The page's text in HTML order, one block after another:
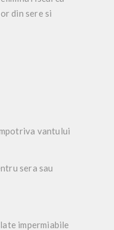
din sere si
vantului
sera sau
impermiabile